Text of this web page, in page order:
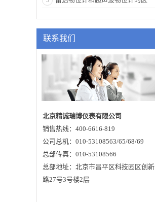
非常广泛。那么，雷
两种的测量原理究竟
是什么？雷达物位计
和超声波物位计相比
各自的优势是什么呢?
今天，就这些问题和
大家讲解一下这两种
物位计。超声波物位
率超过20kHz的声波
是机械波的一种，即
质中的一种传播过
程，它的特征是频率
象小，另外方向性
联系我们
北京精诚瑞博仪表有限公司
销售热线：400-6616-819
公司总机：010-53108563/65/68/69
总部传真：010-53108566
总部地址：北京市昌平区科技园区创新
路27号3号楼2层